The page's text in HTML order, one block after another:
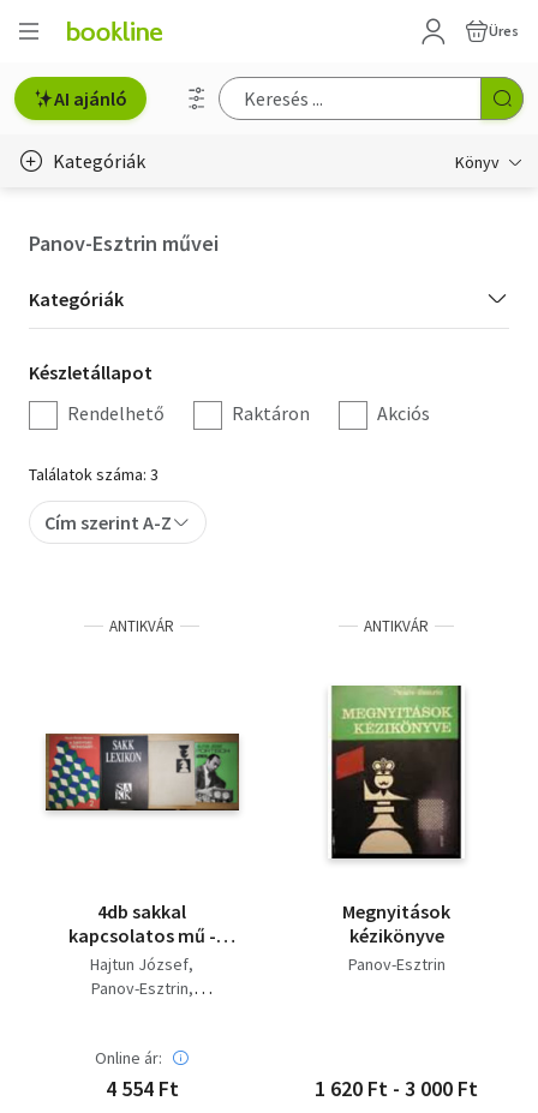
Üres
AI ajánló
Kategóriák Könyv
Hobbi, szabadidő
Irodalom
Művészet
Szakkönyv
Tankönyv, segédkönyv
Természettudomány
Történelem
Panov-Esztrin művei
Kategória
szűrés
Kategóriák
Készletállapot
szűrés
Készletállapot
Rendelhető
Raktáron Akciós
Találatok száma: 3
Cím szerint A-Z
ANTIKVÁR
4db sakkal
kapcsolatos mű -
Portisch nagymester,
Sakk lexikon,
sakkvilág trónusáért...
Hajtun József
Panov-Esztrin
Online ár:
4 554 Ft
ANTIKVÁR
Megnyitások
kézikönyve
Panov-Esztrin
1 620 Ft - 3 000 Ft